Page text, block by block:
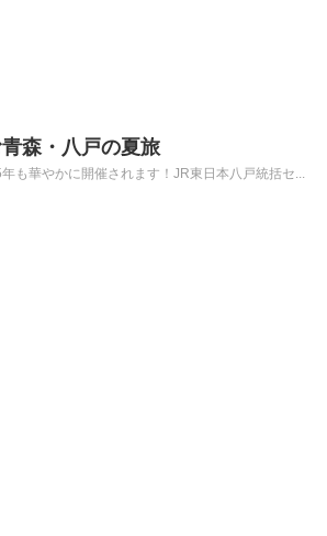
森・八戸の夏旅
も華やかに開催されます！JR東日本八戸統括セ...